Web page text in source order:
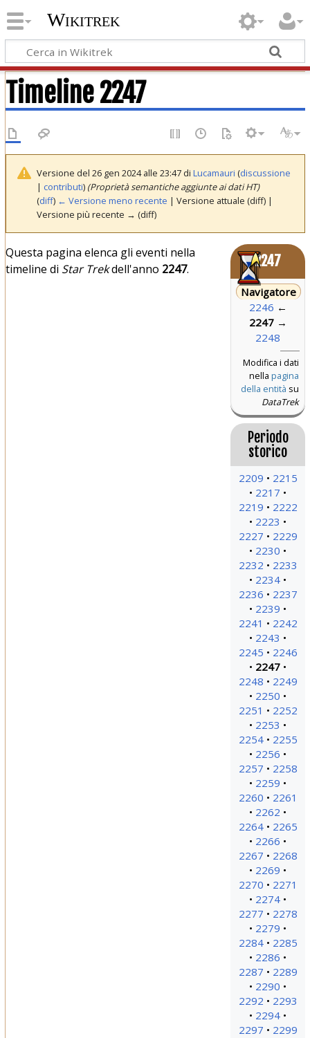
Wikitrek
Timeline 2247
Versione del 26 gen 2024 alle 23:47 di Lucamauri (discussione
| contributi) (Proprietà semantiche aggiunte ai dati HT)
(diff) ← Versione meno recente | Versione attuale (diff) |
Versione più recente → (diff)
2247
Navigatore
2246 ←
2247→
2248
Modifica i dati
nella pagina
della entità su
DataTrek
Periodo
storico
2209
2215
2217
2219
2222
2223
2227
2229
2230
2232
2233
2234
2236
2237
2239
2241
2242
2243
2245
2246
2247
2248
2249
2250
2251
2252
2253
2254
2255
2256
2257
2258
2259
2260
2261
2262
2264
2265
2266
2267
2268
2269
2270
2271
2274
2277
2278
2279
2284
2285
2286
2287
2289
2290
2292
2293
2294
2297
2299
Questa pagina elenca gli eventi nella
timeline di Star Trekdell'anno 2247.